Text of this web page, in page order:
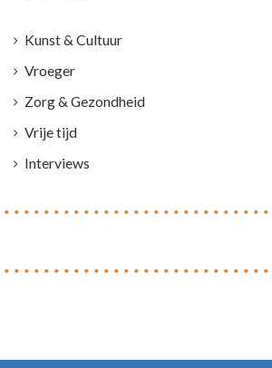
Kunst & Cultuur
Vroeger
Zorg & Gezondheid
Vrije tijd
Interviews